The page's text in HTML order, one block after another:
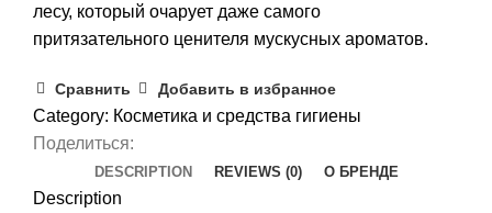
лесу, который очарует даже самого
притязательного ценителя мускусных ароматов.
Сравнить Добавить в избранное
Category: Косметика и средства гигиены
Поделиться:
DESCRIPTION REVIEWS (0) О БРЕНДЕ
Description